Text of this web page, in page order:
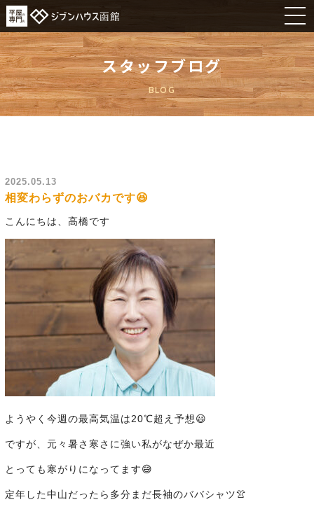
スタッフブログ
BLOG
2025.05.13
相変わらずのおバカです😆
こんにちは、高橋です
ようやく今週の最高気温は20℃超え予想😃
ですが、元々暑さ寒さに強い私がなぜか最近
とっても寒がりになってます😅
定年した中山だったら多分まだ長袖のババシャツ👚